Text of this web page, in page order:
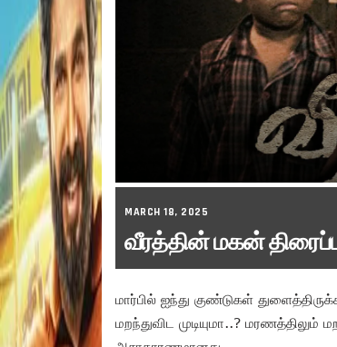
MARCH 18, 2025
வீரத்தின் மகன்
மார்பில் ஐந்து குண்டுகள்
மறந்துவிட முடியுமா..? மரணத்திலும்